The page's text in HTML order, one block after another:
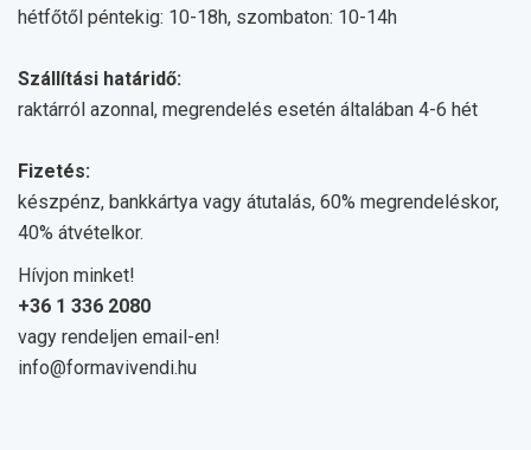
hétfőtől péntekig: 10-18h, szombaton: 10-14h
Szállítási határidő:
raktárról azonnal, megrendelés esetén általában 4-6 hét
Fizetés:
készpénz, bankkártya vagy átutalás, 60% megrendeléskor,
40% átvételkor.
Hívjon minket!
+36 1 336 2080
vagy rendeljen email-en!
info@formavivendi.hu